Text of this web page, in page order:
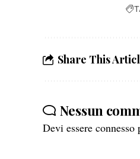
Share This
Nessun
Devi essere connesso